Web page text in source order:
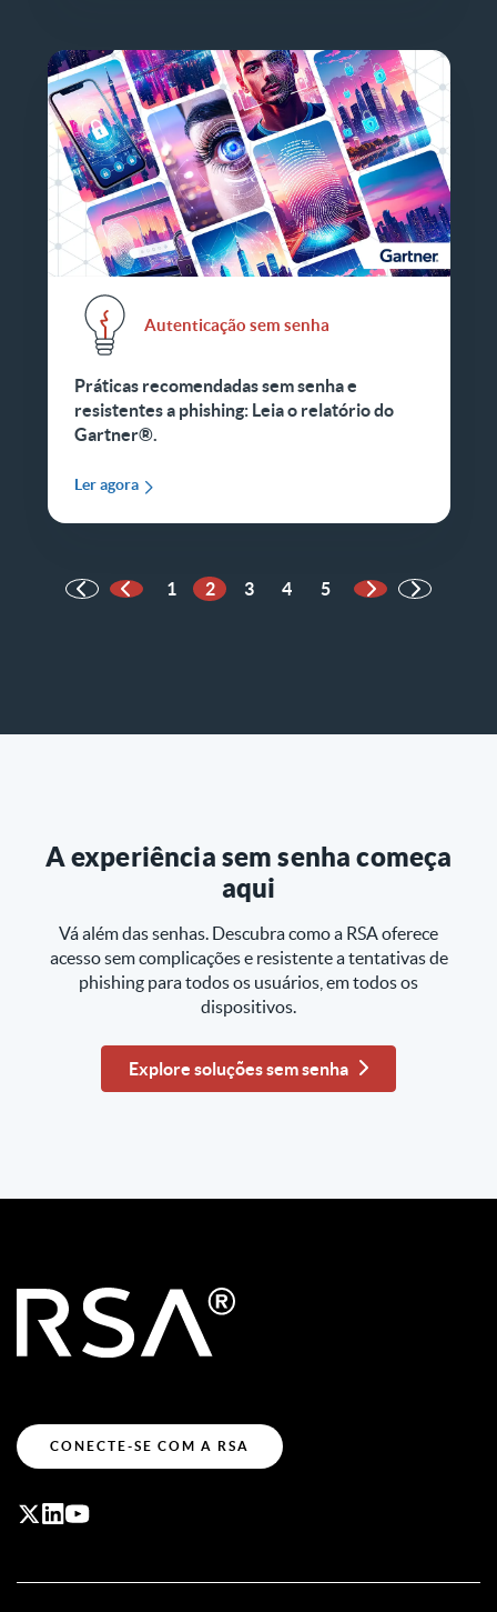
Autenticação sem senha
Práticas recomendadas sem senha e
resistentes a phishing: Leia o relatório do
Gartner®.
Ler agora
Página anterior
1 2 3 4 5
Próxima página
A experiência sem senha começa
aqui
Vá além das senhas. Descubra como a RSA oferece
acesso sem complicações e resistente a tentativas de
phishing para todos os usuários, em todos os
dispositivos.
Explore soluções sem senha
CONECTE-SE COM A RSA